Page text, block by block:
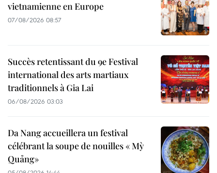
vietnamienne en Europe
07/08/2026 08:57
Succès retentissant du 9e Festival
international des arts martiaux
traditionnels à Gia Lai
06/08/2026 03:03
Da Nang accueillera un festival
célébrant la soupe de nouilles « Mỳ
Quảng»